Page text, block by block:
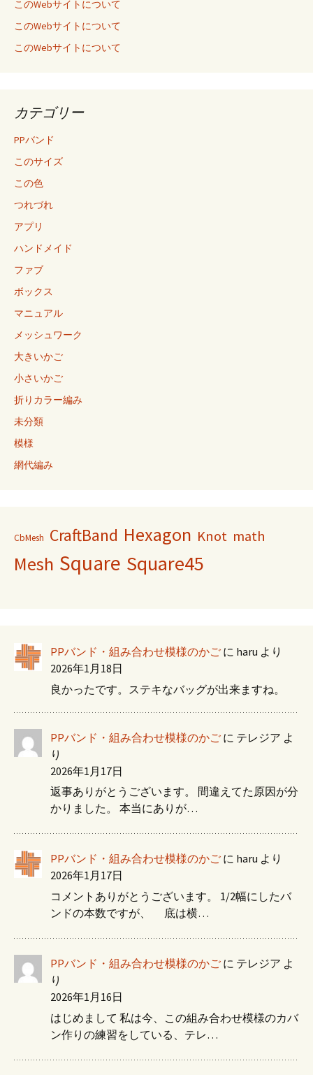
このWebサイトについて
このWebサイトについて
このWebサイトについて
カテゴリー
PPバンド
このサイズ
この色
つれづれ
アプリ
ハンドメイド
ファブ
ボックス
マニュアル
メッシュワーク
大きいかご
小さいかご
折りカラー編み
未分類
模様
網代編み
CbMesh CraftBand Hexagon Knot math
Mesh Square Square45
PPバンド・組み合わせ模様のかご に haru より
2026年1月18日
良かったです。ステキなバッグが出来ますね。
PPバンド・組み合わせ模様のかご に テレジア よ
り
2026年1月17日
返事ありがとうございます。 間違えてた原因が分
かりました。 本当にありが…
PPバンド・組み合わせ模様のかご に haru より
2026年1月17日
コメントありがとうございます。 1/2幅にしたバ
ンドの本数ですが、 底は横…
PPバンド・組み合わせ模様のかご に テレジア よ
り
2026年1月16日
はじめまして 私は今、この組み合わせ模様のカバ
ン作りの練習をしている、テレ…